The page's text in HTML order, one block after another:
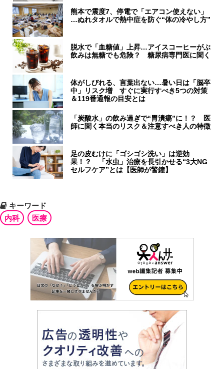
熊本で震度7、停電で「エアコン使えない」
…ぬれタオルで熱中症を防ぐ“体の冷やし方”
脱水で「血糖値」上昇…アイスコーヒーがぶ
飲みは無糖でも危険？ 糖尿病専門医に聞く
体がしびれる、言葉出ない…暑い日は「脳卒
中」リスク増 すぐに実行すべき5つの対策
＆119番通報の目安とは
「炭酸水」の飲み過ぎで“胃潰瘍”に！？ 医
師に聞く本当のリスク＆注意すべき人の特徴
足の皮むけに「ゴシゴシ洗い」は逆効
果！？ 「水虫」治療を長引かせる“3大NG
セルフケア”とは【医師が警鐘】
キーワード
内科
医療